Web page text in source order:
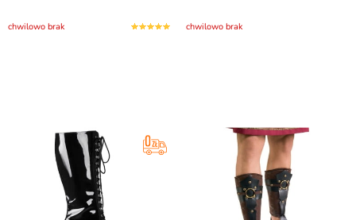
chwilowo brak chwilowo brak